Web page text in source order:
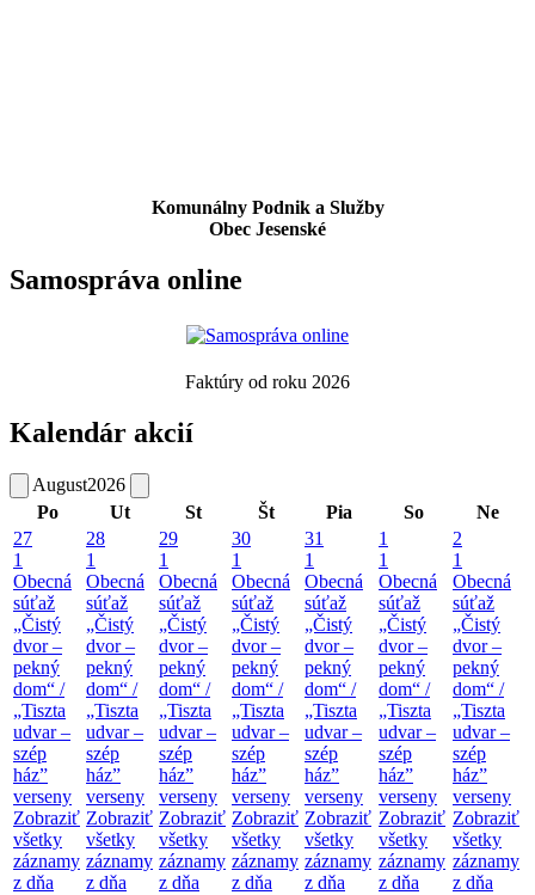
Komunálny Podnik a Služby
Obec Jesenské
Samospráva online
Faktúry od roku 2026
Kalendár akcií
August2026
Po
Ut St Št Pia So
Ne
27
1
Obecná
súťaž
„Čistý
dvor –
pekný
dom“ /
„Tiszta
udvar –
szép
ház”
verseny
Zobraziť
všetky
záznamy
z dňa
28
1
Obecná
súťaž
„Čistý
dvor –
pekný
dom“ /
„Tiszta
udvar –
szép
ház”
verseny
Zobraziť
všetky
záznamy
z dňa
29
1
Obecná
súťaž
„Čistý
dvor –
pekný
dom“ /
„Tiszta
udvar –
szép
ház”
verseny
Zobraziť
všetky
záznamy
z dňa
30
1
Obecná
súťaž
„Čistý
dvor –
pekný
dom“ /
„Tiszta
udvar –
szép
ház”
verseny
Zobraziť
všetky
záznamy
z dňa
31
1
Obecná
súťaž
„Čistý
dvor –
pekný
dom“ /
„Tiszta
udvar –
szép
ház”
verseny
Zobraziť
všetky
záznamy
z dňa
1
1
Obecná
súťaž
„Čistý
dvor –
pekný
dom“ /
„Tiszta
udvar –
szép
ház”
verseny
Zobraziť
všetky
záznamy
z dňa
2
1
Obecná
súťaž
„Čistý
dvor –
pekný
dom“ /
„Tiszta
udvar –
szép
ház”
verseny
Zobraziť
všetky
záznamy
z dňa